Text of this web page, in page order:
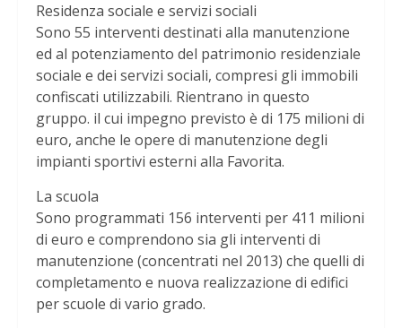
Residenza sociale e servizi sociali
Sono 55 interventi destinati alla manutenzione
ed al potenziamento del patrimonio residenziale
sociale e dei servizi sociali, compresi gli immobili
confiscati utilizzabili. Rientrano in questo
gruppo. il cui impegno previsto è di 175 milioni di
euro, anche le opere di manutenzione degli
impianti sportivi esterni alla Favorita.
La scuola
Sono programmati 156 interventi per 411 milioni
di euro e comprendono sia gli interventi di
manutenzione (concentrati nel 2013) che quelli di
completamento e nuova realizzazione di edifici
per scuole di vario grado.